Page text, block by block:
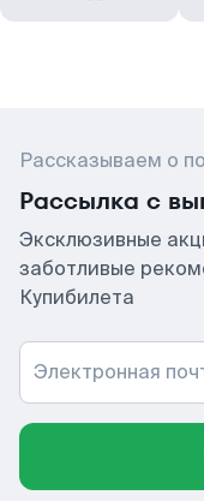
Рассказываем о
Рассылка с
Эксклюзивные
заботливые
Купибилета
Электронная